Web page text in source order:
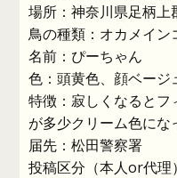
場所：神奈川県足柄上
鳥の種類：オカメイン
名前：ぴーちゃん
色：頭黄色、顔ベージ
特徴：寂しくなると
が多少クリーム色にな
届先：松田警察署
投稿区分（本人or代理